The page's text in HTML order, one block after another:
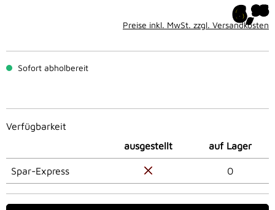
6,95
Preise inkl. MwSt. zzgl. Versandkosten
Sofort abholbereit
Verfügbarkeit
ausgestellt
auf Lager
Spar-Express 0